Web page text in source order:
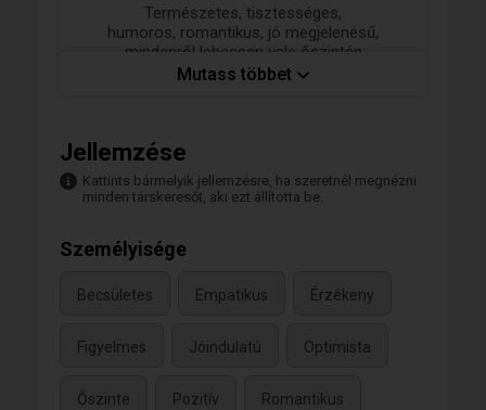
Természetes, tisztességes,
humoros, romantikus, jó megjelenésű,
mindenről lehessen vele őszintén
beszélgetni, tanulni lehessen tőle,
Mutass többet
Jellemzése
Kattints bármelyik jellemzésre, ha szeretnél megnézni
minden társkeresőt, aki ezt állította be.
Személyisége
Becsületes Empatikus Érzékeny
Figyelmes Jóindulatú Optimista
Őszinte Pozitív Romantikus